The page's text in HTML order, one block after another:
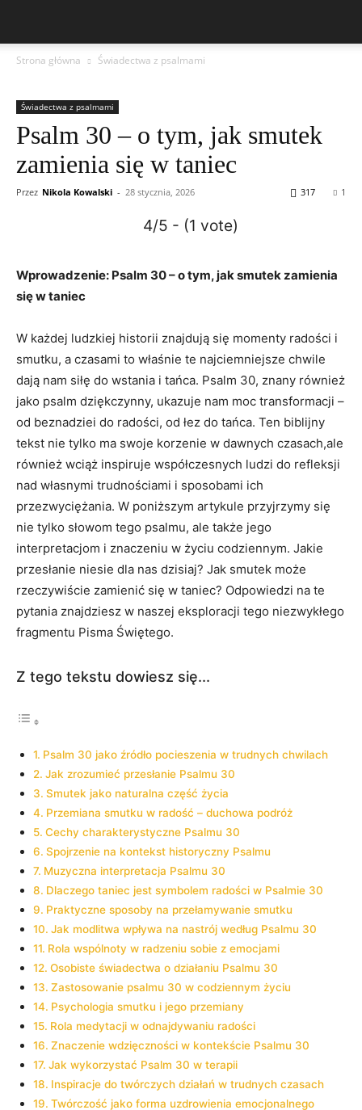
Strona główna Świadectwa z psalmami
Świadectwa z psalmami
Psalm 30 – o tym, jak smutek
zamienia się w taniec
Przez Nikola Kowalski - 28 stycznia, 2026 1
317
4/5 - (1 vote)
Wprowadzenie: Psalm 30 – o tym, jak smutek zamienia
się w taniec
W każdej ludzkiej historii znajdują się momenty radości i
smutku, a czasami to właśnie te najciemniejsze chwile
dają nam siłę do wstania i tańca. Psalm 30, znany również
jako psalm dziękczynny, ukazuje nam moc transformacji –
od beznadziei do radości, od łez do tańca. Ten biblijny
tekst nie tylko ma swoje korzenie w dawnych czasach,ale
również wciąż inspiruje współczesnych ludzi do refleksji
nad własnymi trudnościami i sposobami ich
przezwyciężania. W poniższym artykule przyjrzymy się
nie tylko słowom tego psalmu, ale także jego
interpretacjom i znaczeniu w życiu codziennym. Jakie
przesłanie niesie dla nas dzisiaj? Jak smutek może
rzeczywiście zamienić się w taniec? Odpowiedzi na te
pytania znajdziesz w naszej eksploracji tego niezwykłego
fragmentu Pisma Świętego.
Z tego tekstu dowiesz się...
Psalm 30 jako źródło pocieszenia w trudnych chwilach
Jak zrozumieć przesłanie Psalmu 30
Smutek jako naturalna część życia
Przemiana smutku w radość – duchowa podróż
Cechy charakterystyczne Psalmu 30
Spojrzenie na kontekst historyczny Psalmu
Muzyczna interpretacja Psalmu 30
Dlaczego taniec jest symbolem radości w Psalmie 30
Praktyczne sposoby na przełamywanie smutku
Jak modlitwa wpływa na nastrój według Psalmu 30
Rola wspólnoty w radzeniu sobie z emocjami
Osobiste świadectwa o działaniu Psalmu 30
Zastosowanie psalmu 30 w codziennym życiu
Psychologia smutku i jego przemiany
Rola medytacji w odnajdywaniu radości
Znaczenie wdzięczności w kontekście Psalmu 30
Jak wykorzystać Psalm 30 w terapii
Inspiracje do twórczych działań w trudnych czasach
Twórczość jako forma uzdrowienia emocjonalnego